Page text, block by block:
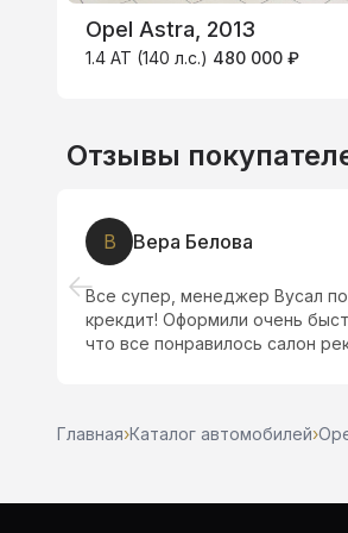
Opel Astra, 2013
1.4 AT (140 л.с.) 480 000 ₽
Отзывы
В Вера Белова
Все супер, менеджер Вусал
крекдит! Оформили очень
что все понравилось салон
Главная›Каталог автомобилей›